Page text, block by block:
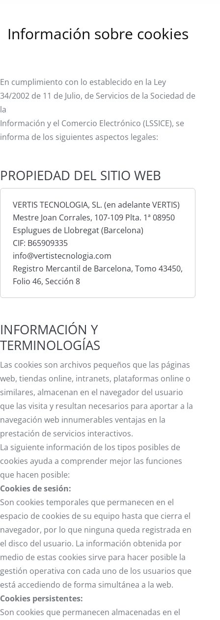
Información sobre cookies
En cumplimiento con lo establecido en la Ley
34/2002 de 11 de Julio, de Servicios de la Sociedad de
la
Información y el Comercio Electrónico (LSSICE), se
informa de los siguientes aspectos legales:
PROPIEDAD DEL SITIO WEB
VERTIS TECNOLOGIA, SL. (en adelante VERTIS)
Mestre Joan Corrales, 107-109 Plta. 1ª 08950
Esplugues de Llobregat (Barcelona)
CIF: B65909335
info@vertistecnologia.com
Registro Mercantil de Barcelona, Tomo 43450,
Folio 46, Sección 8
INFORMACIÓN Y
TERMINOLOGÍAS
Las cookies son archivos pequeños que las páginas
web, tiendas online, intranets, plataformas online o
similares, almacenan en el navegador del usuario
que las visita y resultan necesarios para aportar a la
navegación web innumerables ventajas en la
prestación de servicios interactivos.
La siguiente información de los tipos posibles de
cookies ayuda a comprender mejor las funciones
que hacen posible:
Cookies de sesión:
Son cookies temporales que permanecen en el
espacio de cookies de su equipo hasta que cierra el
navegador, por lo que ninguna queda registrada en
el disco del usuario. La información obtenida por
medio de estas cookies sirve para hacer posible la
gestión operativa con cada uno de los usuarios que
está accediendo de forma simultánea a la web.
Cookies persistentes:
Son cookies que permanecen almacenadas en el